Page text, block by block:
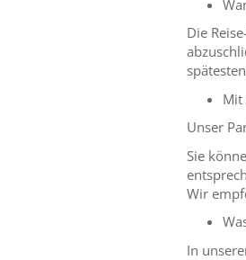
Die
Mit
Unser
Sie
Wir
In